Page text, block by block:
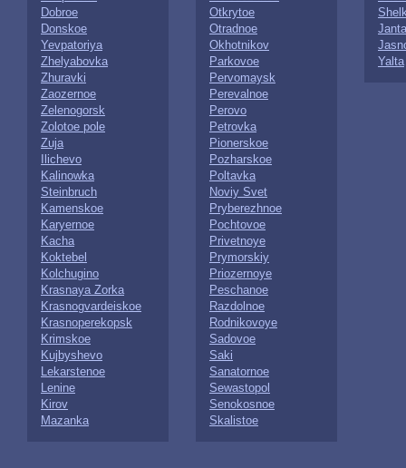
Dobroe
Donskoe
Yevpatoriya
Zhelyabovka
Zhuravki
Zaozernoe
Zelenogorsk
Zolotoe pole
Zuja
Ilichevo
Kalinowka
Steinbruch
Kamenskoe
Karyernoe
Kacha
Koktebel
Kolchugino
Krasnaya Zorka
Krasnogvardeiskoe
Krasnoperekopsk
Krimskoe
Kujbyshevo
Lekarstenoe
Lenine
Kirov
Mazanka
Otkrytoe
Otradnoe
Okhotnikov
Parkovoe
Pervomaysk
Perevalnoe
Perovo
Petrovka
Pionerskoe
Pozharskoe
Poltavka
Noviy Svet
Pryberezhnoe
Pochtovoe
Privetnoye
Prymorskiy
Priozernoye
Peschanoe
Razdolnoe
Rodnikovoye
Sadovoe
Saki
Sanatornoe
Sewastopol
Senokosnoe
Skalistoe
Yalta